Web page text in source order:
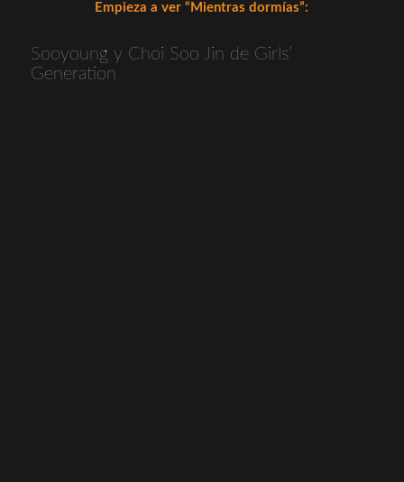
Empieza a ver “Mientras dormías”:
Sooyoung y Choi Soo Jin de Girls’
Generation